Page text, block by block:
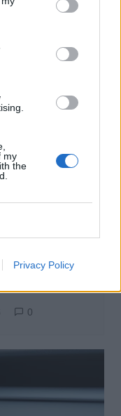
my
the
Privacy Policy
à Tesla
0